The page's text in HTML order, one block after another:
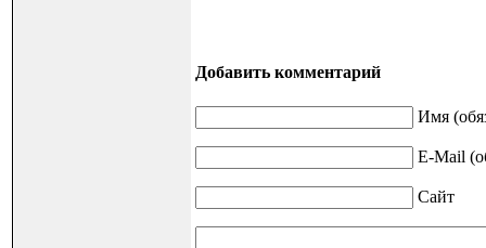
Добавить комментарий
Имя
E-Mail
Сайт